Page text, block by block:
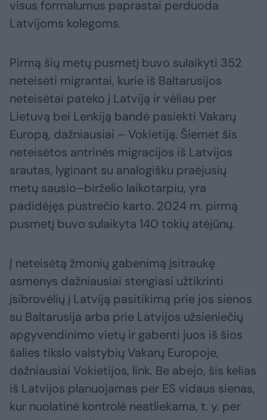
visus formalumus paprastai perduoda
Latvijoms kolegoms.
Pirmą šių metų pusmetį buvo sulaikyti 352
neteisėti migrantai, kurie iš Baltarusijos
neteisėtai pateko į Latviją ir vėliau per
Lietuvą bei Lenkiją bandė pasiekti Vakarų
Europą, dažniausiai – Vokietiją. Šiemet šis
neteisėtos antrinės migracijos iš Latvijos
srautas, lyginant su analogišku praėjusių
metų sausio–birželio laikotarpiu, yra
padidėjęs pustrečio karto. 2024 m. pirmą
pusmetį buvo sulaikyta 140 tokių atėjūnų.
Į neteisėtą žmonių gabenimą įsitraukę
asmenys dažniausiai stengiasi užtikrinti
įsibrovėlių į Latviją pasitikimą prie jos sienos
su Baltarusija arba prie Latvijos užsieniečių
apgyvendinimo vietų ir gabenti juos iš šios
šalies tikslo valstybių Vakarų Europoje,
dažniausiai Vokietijos, link. Be abejo, šis kelias
iš Latvijos planuojamas per ES vidaus sienas,
kur nuolatinė kontrolė neatliekama, t. y. per